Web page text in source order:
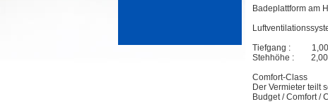
Badeplattform am
Tiefgang : 1,00
Stehhöhe : 2,00
Comfort-Class
Der Vermieter teilt
Budget / Comfort /